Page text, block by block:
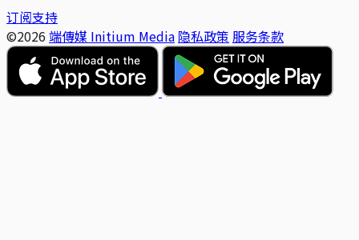
订阅支持
©2026 端傳媒 Initium Media 隐私政策 服务条款